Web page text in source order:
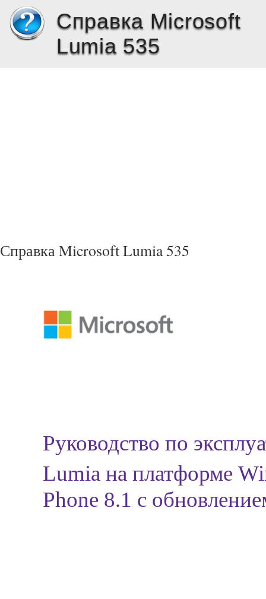
Справка Microsoft
Lumia 535
Справка Microsoft Lumia 535
Руководство по
Lumia на платформе
Phone 8.1 с